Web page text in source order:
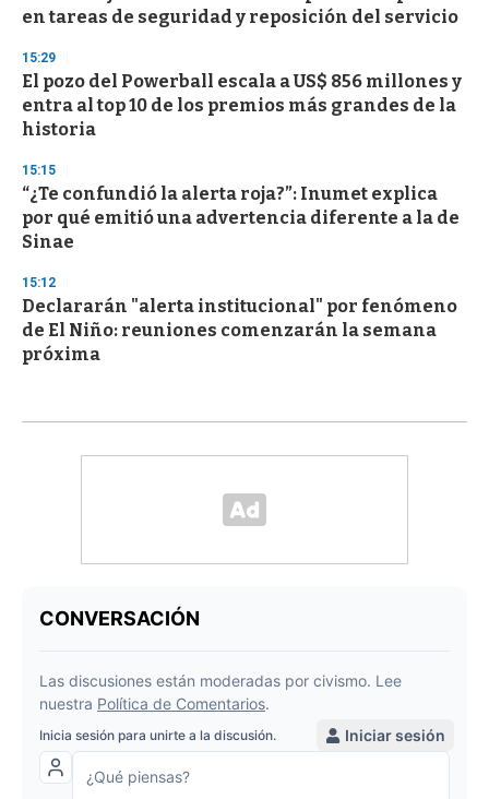
en tareas de seguridad y reposición del servicio
15:29
El pozo del Powerball escala a US$ 856 millones y
entra al top 10 de los premios más grandes de la
historia
15:15
“¿Te confundió la alerta roja?”: Inumet explica
por qué emitió una advertencia diferente a la de
Sinae
15:12
Declararán "alerta institucional" por fenómeno
de El Niño: reuniones comenzarán la semana
próxima